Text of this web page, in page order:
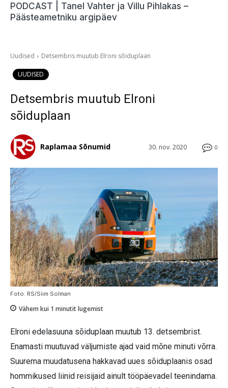
PODCAST | Tanel Vahter ja Villu Pihlakas –
Päästeametniku argipäev